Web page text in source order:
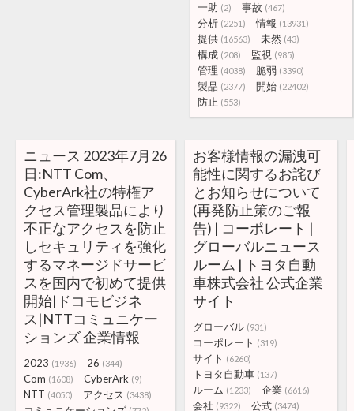
一助 (2) 事故 (467)
分析 (2251) 情報 (13931)
提供 (16563) 未然 (43)
構成 (208) 監視 (985)
管理 (4038) 脆弱 (3390)
製品 (2377) 開始 (22402)
防止 (553)
ニュース 2023年7月26
日:NTT Com、
CyberArk社の特権ア
クセス管理製品により
不正なアクセスを防止
しセキュリティを強化
するマネージドサービ
スを国内で初めて提供
開始|ドコモビジネ
ス|NTTコミュニケー
ションズ 企業情報
2023 (1936) 26 (344)
Com (1608) CyberArk (9)
NTT (4050) アクセス (3438)
お客様情報の漏洩可
能性に関するお詫び
とお知らせについて
(再発防止策のご報
告) | コーポレート |
グローバルニュース
ルーム | トヨタ自動
車株式会社 公式企業
サイト
グローバル (931)
コーポレート (319)
サイト (6260)
トヨタ自動車 (137)
ルーム (1233) 企業 (6616)
会社 (9322) 公式 (3474)